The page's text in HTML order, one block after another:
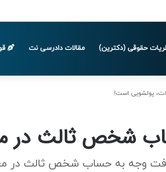
مالیاتی تا پایان تابستان 1405
حقوقی (دکترین) مقالات دادرسی نت
پولشویی است!
شخص ثالث در
وجه به حساب شخص ثالث در